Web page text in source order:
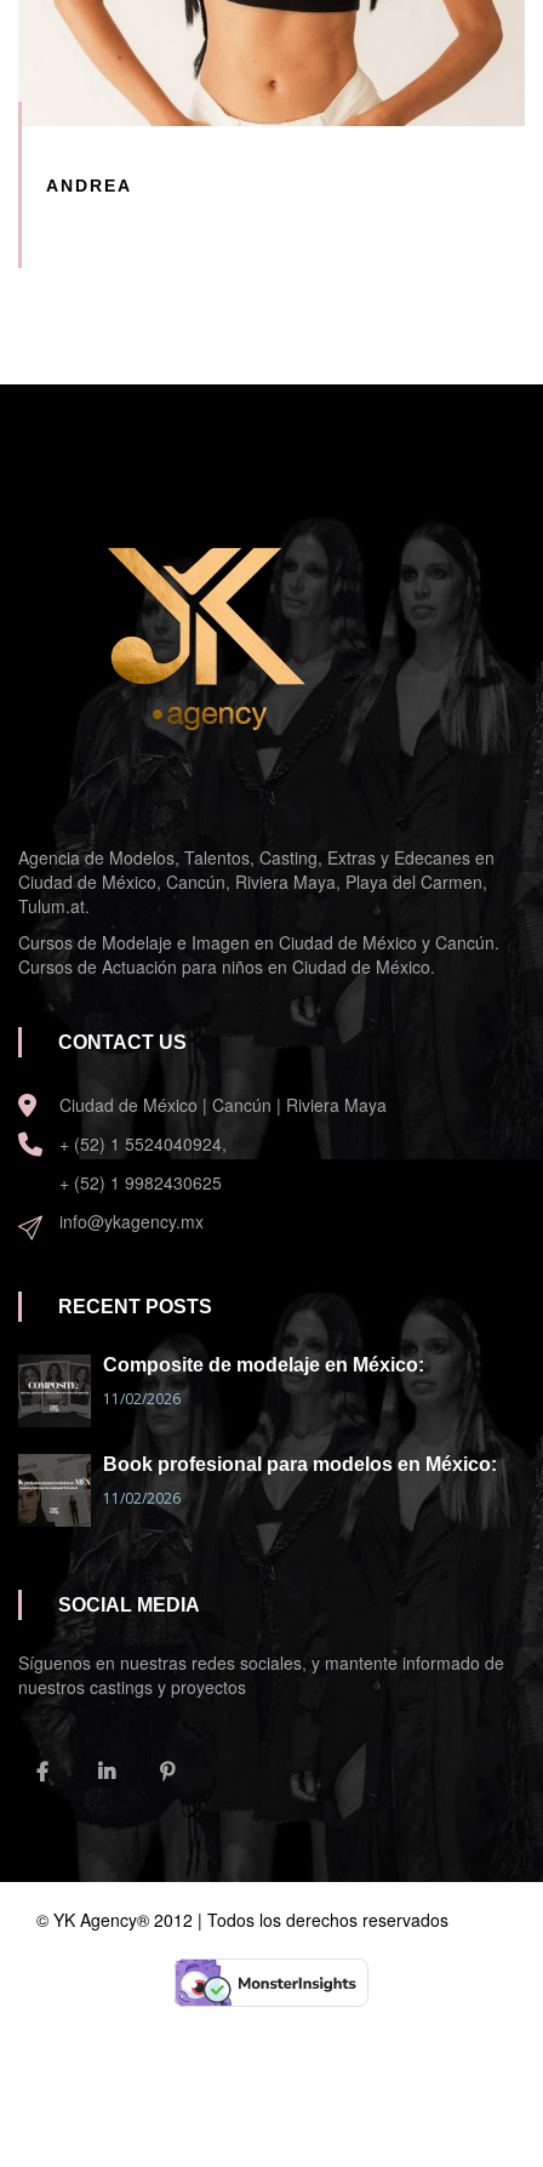
ANDREA
Agencia de Modelos, Talentos, Casting, Extras y Edecanes en
Ciudad de México, Cancún, Riviera Maya, Playa del Carmen,
Tulum.at.
Cursos de Modelaje e Imagen en Ciudad de México y Cancún.
Cursos de Actuación para niños en Ciudad de México.
CONTACT US
Ciudad de México | Cancún | Riviera Maya
+ (52) 1 5524040924,
+ (52) 1 9982430625
info@ykagency.mx
RECENT POSTS
Composite de modelaje en México:
11/02/2026
Book profesional para modelos en México:
11/02/2026
SOCIAL MEDIA
Síguenos en nuestras redes sociales, y mantente informado de
nuestros castings y proyectos
FACEBOOKLINKEDINPINTEREST
© YK Agency® 2012 | Todos los derechos reservados